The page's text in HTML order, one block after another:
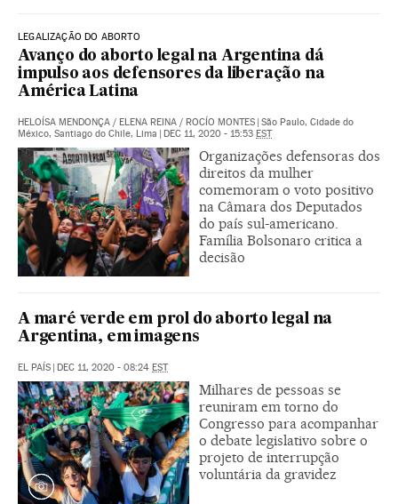
LEGALIZAÇÃO DO ABORTO
Avanço do aborto legal na Argentina dá
impulso aos defensores da liberação na
América Latina
HELOÍSA MENDONÇA / ELENA REINA / ROCÍO MONTES | São Paulo, Cidade do
México, Santiago do Chile, Lima | DEC 11, 2020 - 15:53 EST
Organizações defensoras dos
direitos da mulher
comemoram o voto positivo
na Câmara dos Deputados
do país sul-americano.
Família Bolsonaro critica a
decisão
A maré verde em prol do aborto legal na
Argentina, em imagens
EL PAÍS | DEC 11, 2020 - 08:24 EST
Milhares de pessoas se
reuniram em torno do
Congresso para acompanhar
o debate legislativo sobre o
projeto de interrupção
voluntária da gravidez